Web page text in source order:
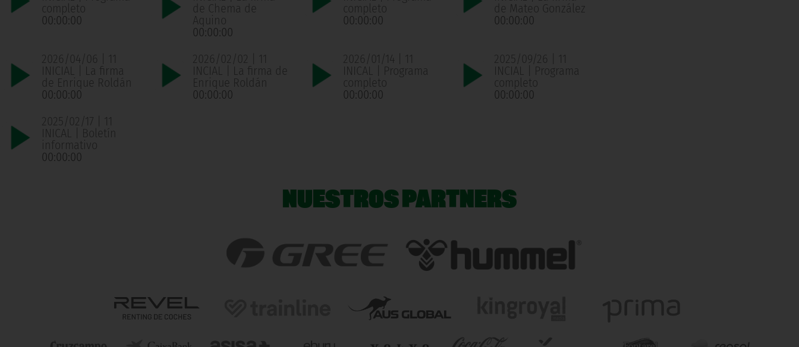
completo
00:00:00
de Chema de
Aquino
00:00:00
completo
00:00:00
de Mateo González
00:00:00
2026/04/06 | 11
INICIAL | La firma
de Enrique Roldán
00:00:00
2026/02/02 | 11
INCIAL | La firma de
Enrique Roldán
00:00:00
2026/01/14 | 11
INICAL | Programa
completo
00:00:00
2025/09/26 | 11
INCIAL | Programa
completo
00:00:00
2025/02/17 | 11
INICAL | Boletín
informativo
00:00:00
NUESTROS PARTNERS